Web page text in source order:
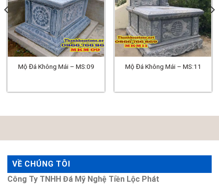
Mộ Đá Không Mái – MS:09 Mộ Đá Không Mái – MS:11
VỀ CHÚNG TÔI
Công Ty TNHH Đá Mỹ Nghệ Tiền Lộc Phát